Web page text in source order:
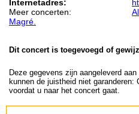
Internetadres:
Meer concerten:
Magré.
Dit concert is toegevoegd of
Deze gegevens zijn aangeleverd
kunnen de juistheid niet garanderen:
voordat u naar het concert gaat.